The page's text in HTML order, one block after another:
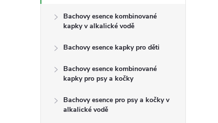
Bachovy esence kombinované
kapky v alkalické vodě
Bachovy esence kapky pro děti
Bachovy esence kombinované
kapky pro psy a kočky
Bachovy esence pro psy a kočky v
alkalické vodě